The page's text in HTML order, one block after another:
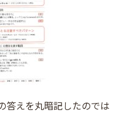
答えを丸暗記したのでは